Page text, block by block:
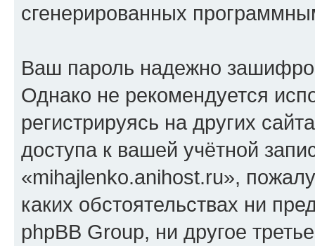
сгенерированных
Ваш пароль надежно
Однако не рекомендуется
регистрируясь на других
доступа к вашей учётной
«mihajlenko.anihost.ru»,
каких обстоятельствах ни
phpBB Group, ни другое